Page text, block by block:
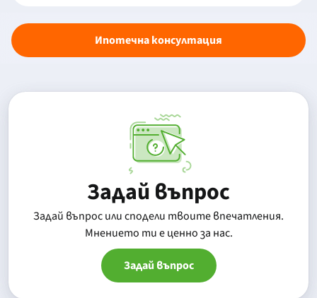
Ипотечна консултация
Задай въпрос
Задай въпрос или сподели твоите впечатления.
Mнението ти е ценно за нас.
Задай въпрос